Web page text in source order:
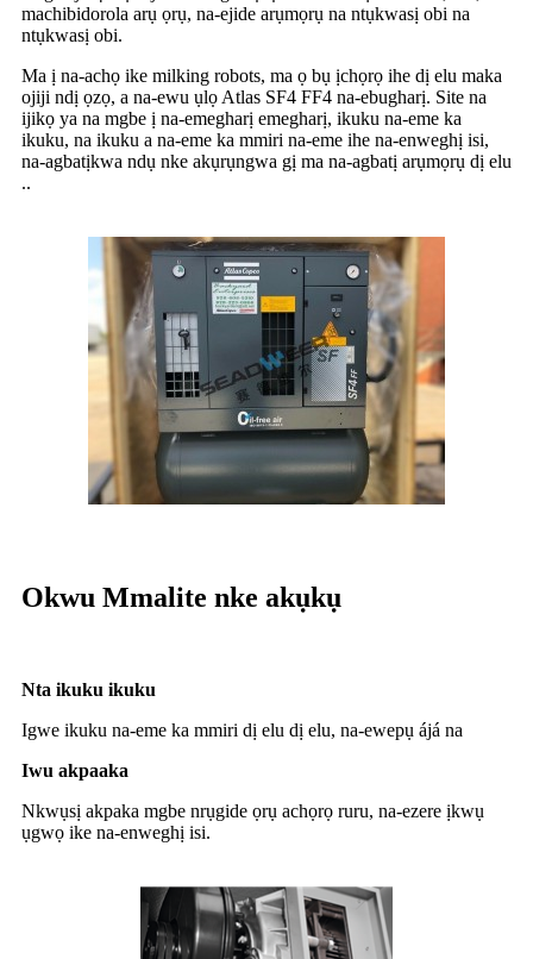
machibidorola arụ ọrụ, na-ejide arụmọrụ na ntụkwasị obi na
ntụkwasị obi.
Ma ị na-achọ ike milking robots, ma ọ bụ ịchọrọ ihe dị elu maka
ojiji ndị ọzọ, a na-ewu ụlọ Atlas SF4 FF4 na-ebugharị. Site na
ijikọ ya na mgbe ị na-emegharị emegharị, ikuku na-eme ka
ikuku, na ikuku a na-eme ka mmiri na-eme ihe na-enweghị isi,
na-agbatịkwa ndụ nke akụrụngwa gị ma na-agbatị arụmọrụ dị elu
..
Okwu Mmalite nke akụkụ
Nta ikuku ikuku
Igwe ikuku na-eme ka mmiri dị elu dị elu, na-ewepụ ájá na
Iwu akpaaka
Nkwụsị akpaka mgbe nrụgide ọrụ achọrọ ruru, na-ezere ịkwụ
ụgwọ ike na-enweghị isi.